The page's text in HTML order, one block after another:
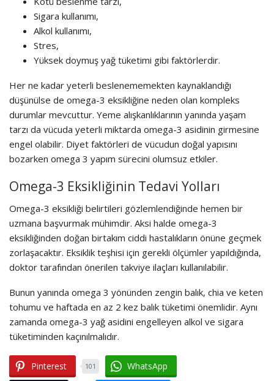
Sigara kullanımı,
Alkol kullanımı,
Stres,
Yüksek doymuş yağ tüketimi gibi faktörlerdir.
Her ne kadar yeterli beslenememekten kaynaklandığı
düşünülse de omega-3 eksikliğine neden olan kompleks
durumlar mevcuttur. Yeme alışkanlıklarının yanında yaşam
tarzı da vücuda yeterli miktarda omega-3 asidinin girmesine
engel olabilir. Diyet faktörleri de vücudun doğal yapısını
bozarken omega 3 yapım sürecini olumsuz etkiler.
Omega-3 Eksikliğinin Tedavi Yolları
Omega-3 eksikliği belirtileri gözlemlendiğinde hemen bir
uzmana başvurmak mühimdir. Aksi halde omega-3
eksikliğinden doğan birtakım ciddi hastalıkların önüne geçmek
zorlaşacaktır. Eksiklik teşhisi için gerekli ölçümler yapıldığında,
doktor tarafından önerilen takviye ilaçları kullanılabilir.
Bunun yanında omega 3 yönünden zengin balık, chia ve keten
tohumu ve haftada en az 2 kez balık tüketimi önemlidir. Aynı
zamanda omega-3 yağ asidini engelleyen alkol ve sigara
tüketiminden kaçınılmalıdır.
Pinterest 101 WhatsApp